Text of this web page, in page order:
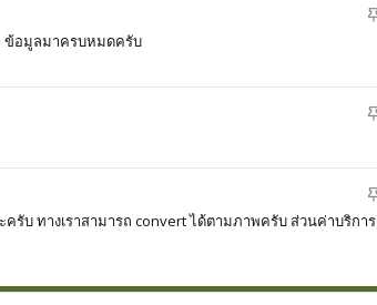
ข้อมูลมาครบหมดครับ
รับ ทางเราสามารถ convert ได้ตามภาพครับ ส่วนค่าบริการ